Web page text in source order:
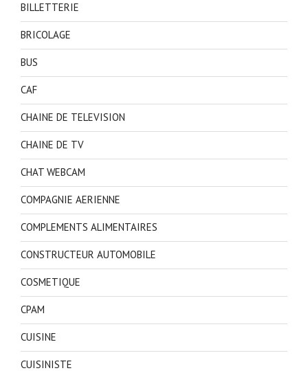
BILLETTERIE
BRICOLAGE
BUS
CAF
CHAINE DE TELEVISION
CHAINE DE TV
CHAT WEBCAM
COMPAGNIE AERIENNE
COMPLEMENTS ALIMENTAIRES
CONSTRUCTEUR AUTOMOBILE
COSMETIQUE
CPAM
CUISINE
CUISINISTE